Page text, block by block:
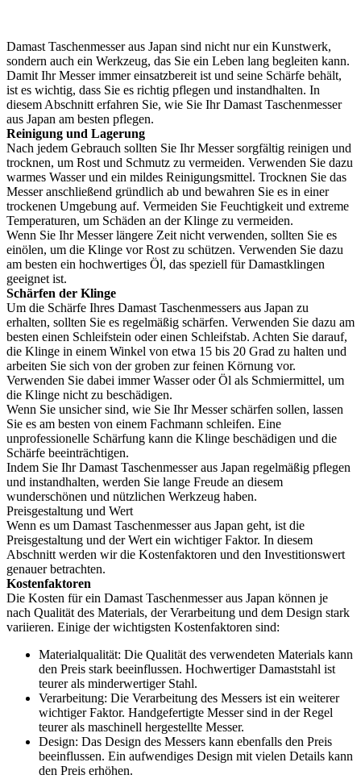
Damast Taschenmesser aus Japan sind nicht nur ein Kunstwerk,
sondern auch ein Werkzeug, das Sie ein Leben lang begleiten kann.
Damit Ihr Messer immer einsatzbereit ist und seine Schärfe behält,
ist es wichtig, dass Sie es richtig pflegen und instandhalten. In
diesem Abschnitt erfahren Sie, wie Sie Ihr Damast Taschenmesser
aus Japan am besten pflegen.
Reinigung und Lagerung
Nach jedem Gebrauch sollten Sie Ihr Messer sorgfältig reinigen und
trocknen, um Rost und Schmutz zu vermeiden. Verwenden Sie dazu
warmes Wasser und ein mildes Reinigungsmittel. Trocknen Sie das
Messer anschließend gründlich ab und bewahren Sie es in einer
trockenen Umgebung auf. Vermeiden Sie Feuchtigkeit und extreme
Temperaturen, um Schäden an der Klinge zu vermeiden.
Wenn Sie Ihr Messer längere Zeit nicht verwenden, sollten Sie es
einölen, um die Klinge vor Rost zu schützen. Verwenden Sie dazu
am besten ein hochwertiges Öl, das speziell für Damastklingen
geeignet ist.
Schärfen der Klinge
Um die Schärfe Ihres Damast Taschenmessers aus Japan zu
erhalten, sollten Sie es regelmäßig schärfen. Verwenden Sie dazu am
besten einen Schleifstein oder einen Schleifstab. Achten Sie darauf,
die Klinge in einem Winkel von etwa 15 bis 20 Grad zu halten und
arbeiten Sie sich von der groben zur feinen Körnung vor.
Verwenden Sie dabei immer Wasser oder Öl als Schmiermittel, um
die Klinge nicht zu beschädigen.
Wenn Sie unsicher sind, wie Sie Ihr Messer schärfen sollen, lassen
Sie es am besten von einem Fachmann schleifen. Eine
unprofessionelle Schärfung kann die Klinge beschädigen und die
Schärfe beeinträchtigen.
Indem Sie Ihr Damast Taschenmesser aus Japan regelmäßig pflegen
und instandhalten, werden Sie lange Freude an diesem
wunderschönen und nützlichen Werkzeug haben.
Preisgestaltung und Wert
Wenn es um Damast Taschenmesser aus Japan geht, ist die
Preisgestaltung und der Wert ein wichtiger Faktor. In diesem
Abschnitt werden wir die Kostenfaktoren und den Investitionswert
genauer betrachten.
Kostenfaktoren
Die Kosten für ein Damast Taschenmesser aus Japan können je
nach Qualität des Materials, der Verarbeitung und dem Design stark
variieren. Einige der wichtigsten Kostenfaktoren sind:
Materialqualität: Die Qualität des verwendeten Materials kann
den Preis stark beeinflussen. Hochwertiger Damaststahl ist
teurer als minderwertiger Stahl.
Verarbeitung: Die Verarbeitung des Messers ist ein weiterer
wichtiger Faktor. Handgefertigte Messer sind in der Regel
teurer als maschinell hergestellte Messer.
Design: Das Design des Messers kann ebenfalls den Preis
beeinflussen. Ein aufwendiges Design mit vielen Details kann
den Preis erhöhen.